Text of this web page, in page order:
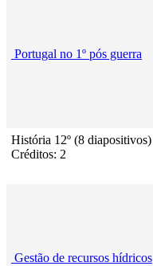
Portugal no 1º pós guerra
História 12º (8 diapositivos)
Créditos: 2
Gestão de recursos hídricos